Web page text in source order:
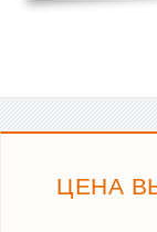
ЦЕНА